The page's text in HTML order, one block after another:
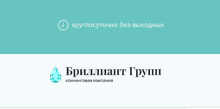
круглосуточно без выходных